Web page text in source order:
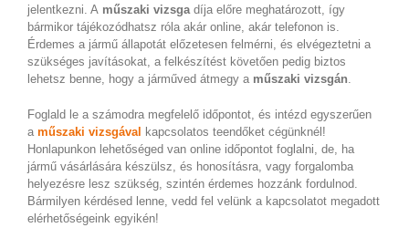
jelentkezni. A műszaki vizsgadíja előre meghatározott, így
bármikor tájékozódhatsz róla akár online, akár telefonon is.
Érdemes a jármű állapotát előzetesen felmérni, és elvégeztetni a
szükséges javításokat, a felkészítést követően pedig biztos
lehetsz benne, hogy a járműved átmegy a műszaki vizsgán.
Foglald le a számodra megfelelő időpontot, és intézd egyszerűen
a műszaki vizsgával kapcsolatos teendőket cégünknél!
Honlapunkon lehetőséged van online időpontot foglalni, de, ha
jármű vásárlására készülsz, és honosításra, vagy forgalomba
helyezésre lesz szükség, szintén érdemes hozzánk fordulnod.
Bármilyen kérdésed lenne, vedd fel velünk a kapcsolatot megadott
elérhetőségeink egyikén!